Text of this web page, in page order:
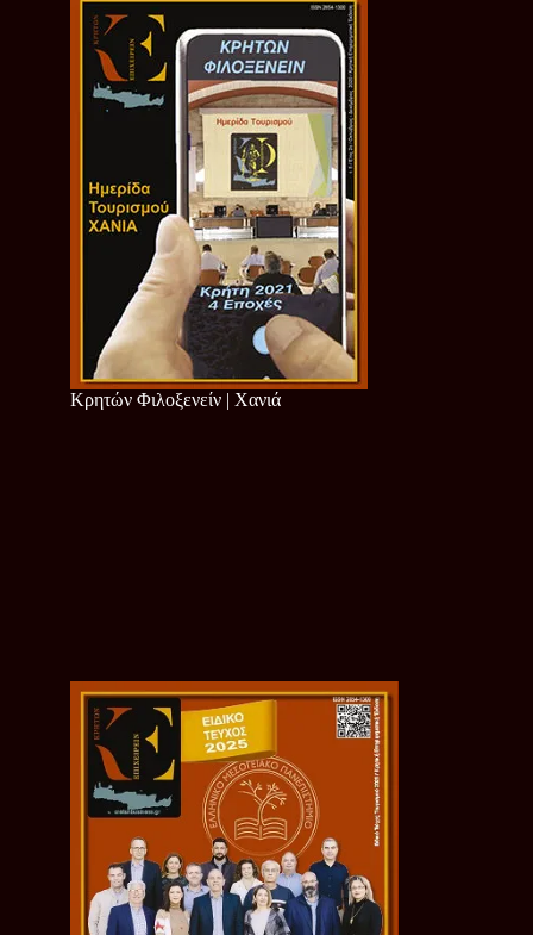
Κρητών Φιλοξενείν | Χανιά